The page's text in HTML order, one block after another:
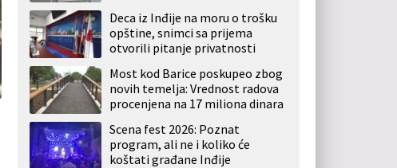
Deca iz Inđije na moru o trošku
opštine, snimci sa prijema
otvorili pitanje privatnosti
Most kod Barice poskupeo zbog
novih temelja: Vrednost radova
procenjena na 17 miliona dinara
Scena fest 2026: Poznat
program, ali ne i koliko će
koštati građane Inđije